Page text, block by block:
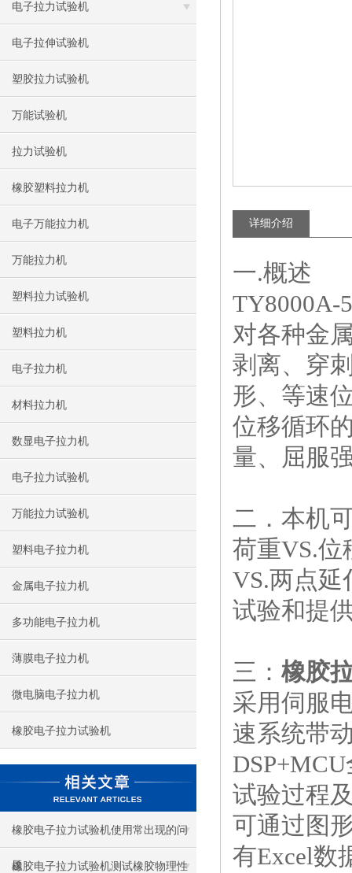
电子拉力试验机
电子拉伸试验机
塑胶拉力试验机
万能试验机
拉力试验机
橡胶塑料拉力机
电子万能拉力机
万能拉力机
塑料拉力试验机
塑料拉力机
电子拉力机
材料拉力机
数显电子拉力机
电子拉力试验机
万能拉力试验机
塑料电子拉力机
金属电子拉力机
多功能电子拉力机
薄膜电子拉力机
微电脑电子拉力机
橡胶电子拉力试验机
橡胶电子拉力试验机使用常出现的问
题
橡胶电子拉力试验机测试橡胶物理性
详细介绍
一.概述
TY8000A-
对各种金
剥离、穿
形、等速
位移循环
量、屈服
二．本机
荷重VS.
VS.两点延
试验和提
三： 橡胶
采用伺服
速系统带
试验过程
可通过图
有Excel数